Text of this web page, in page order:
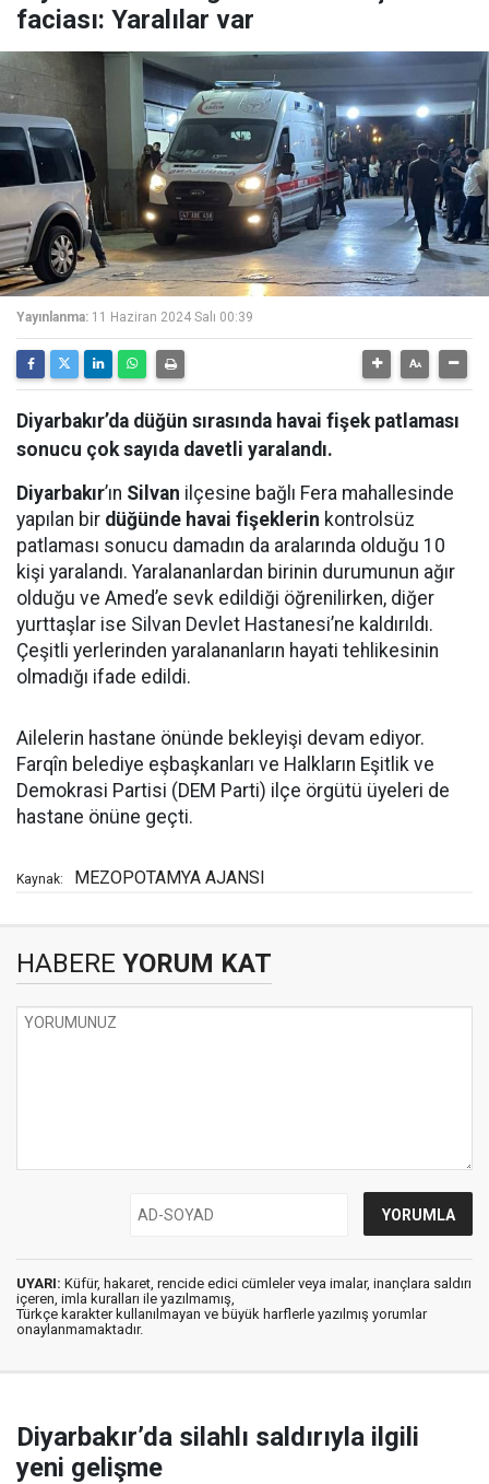
faciası: Yaralılar var
Yayınlanma: 11 Haziran 2024 Salı 00:39
Diyarbakır’da düğün sırasında havai fişek patlaması
sonucu çok sayıda davetli yaralandı.
Diyarbakır’ın Silvan ilçesine bağlı Fera mahallesinde
yapılan bir düğünde havai fişeklerin kontrolsüz
patlaması sonucu damadın da aralarında olduğu 10
kişi yaralandı. Yaralananlardan birinin durumunun ağır
olduğu ve Amed’e sevk edildiği öğrenilirken, diğer
yurttaşlar ise Silvan Devlet Hastanesi’ne kaldırıldı.
Çeşitli yerlerinden yaralananların hayati tehlikesinin
olmadığı ifade edildi.
Ailelerin hastane önünde bekleyişi devam ediyor.
Farqîn belediye eşbaşkanları ve Halkların Eşitlik ve
Demokrasi Partisi (DEM Parti) ilçe örgütü üyeleri de
hastane önüne geçti.
Kaynak: MEZOPOTAMYA AJANSI
HABERE YORUM KAT
UYARI: Küfür, hakaret, rencide edici cümleler veya imalar, inançlara saldırı
içeren, imla kuralları ile yazılmamış,
Türkçe karakter kullanılmayan ve büyük harflerle yazılmış yorumlar
onaylanmamaktadır.
Diyarbakır’da silahlı saldırıyla ilgili
yeni gelişme